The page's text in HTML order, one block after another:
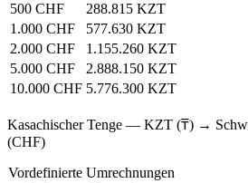
500 CHF
288.815 KZT
1.000 CHF
577.630 KZT
2.000 CHF
1.155.260 KZT
5.000 CHF
2.888.150 KZT
10.000 CHF 5.776.300 KZT
Kasachischer Tenge — KZT (₸) →
(CHF)
Vordefinierte Umrechnungen